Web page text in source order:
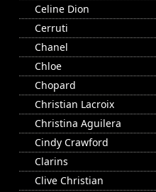
Celine Dion
Cerruti
Chanel
Chloe
Chopard
Christian Lacroix
Christina Aguilera
Cindy Crawford
Clarins
Clive Christian